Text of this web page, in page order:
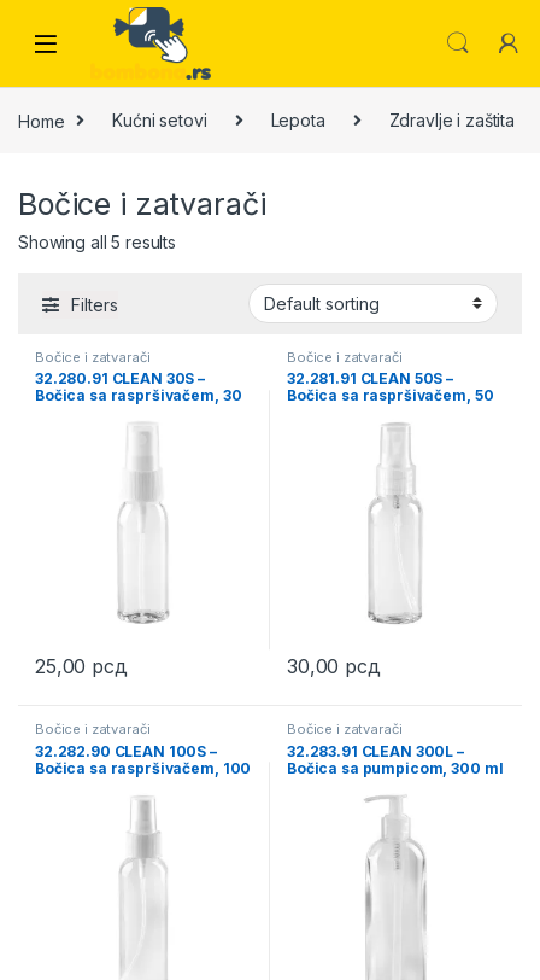
Skip to navigation
Home Kućni setovi Lepota Zdravlje i zaštita
Bočice i zatvarači
Showing all 5 results
Filters
Bočice i zatvarači
32.280.91 CLEAN 30S –
Bočica sa raspršivačem, 30
25,00 рсд
Bočice i zatvarači
32.281.91 CLEAN 50S –
Bočica sa raspršivačem, 50
30,00 рсд
Bočice i zatvarači
32.282.90 CLEAN 100S –
Bočica sa raspršivačem, 100
Bočice i zatvarači
32.283.91 CLEAN 300L –
Bočica sa pumpicom, 300 ml